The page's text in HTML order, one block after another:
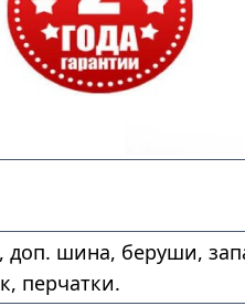
доп. шина, беруши,
перчатки.